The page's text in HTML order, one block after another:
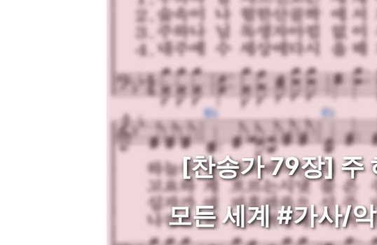
[찬송가 79장] 주
모든 세계 #가사/